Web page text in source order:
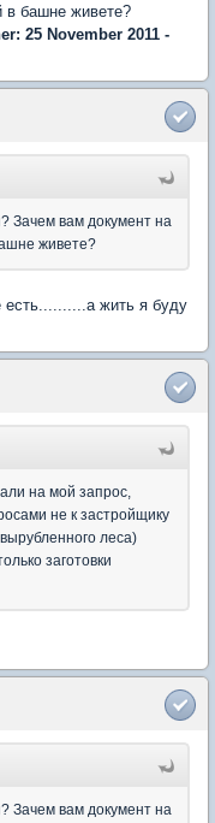
в башне живете?
25 November 2011 -
Зачем вам документ на
живете?
есть..........а жить я буду
на мой запрос,
не к застройщику
леса)
заготовки
Зачем вам документ на